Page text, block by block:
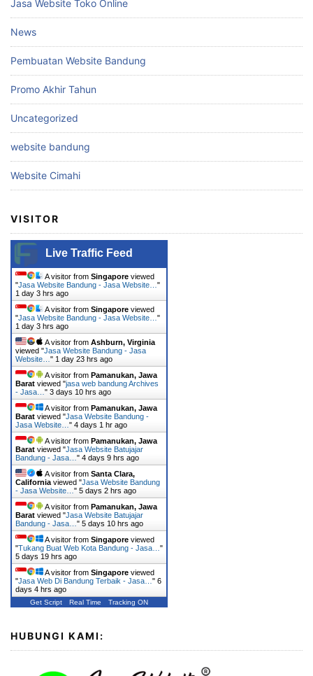
Jasa Website Toko Online
News
Pembuatan Website Bandung
Promo Akhir Tahun
Uncategorized
website bandung
Website Cimahi
VISITOR
Live Traffic Feed
A visitor from Singapore viewed
"Jasa Website Bandung - Jasa Website… "
1 day 3 hrs ago
A visitor from Singapore viewed
"Jasa Website Bandung - Jasa Website… "
1 day 3 hrs ago
A visitor from Ashburn, Virginia
viewed "Jasa Website Bandung - Jasa
Website… " 1 day 23 hrs ago
A visitor from Pamanukan, Jawa
Barat viewed "jasa web bandung Archives
- Jasa… " 3 days 10 hrs ago
A visitor from Pamanukan, Jawa
Barat viewed "Jasa Website Bandung -
Jasa Website… " 4 days 1 hr ago
A visitor from Pamanukan, Jawa
Barat viewed "Jasa Website Batujajar
Bandung - Jasa… " 4 days 9 hrs ago
A visitor from Santa Clara,
California viewed "Jasa Website Bandung
- Jasa Website… " 5 days 2 hrs ago
A visitor from Pamanukan, Jawa
Barat viewed "Jasa Website Batujajar
Bandung - Jasa… " 5 days 10 hrs ago
A visitor from Singapore viewed
"Tukang Buat Web Kota Bandung - Jasa… "
5 days 19 hrs ago
A visitor from Singapore viewed
"Jasa Web Di Bandung Terbaik - Jasa… " 6
days 4 hrs ago
Get Script Real Time Tracking ON
HUBUNGI KAMI: